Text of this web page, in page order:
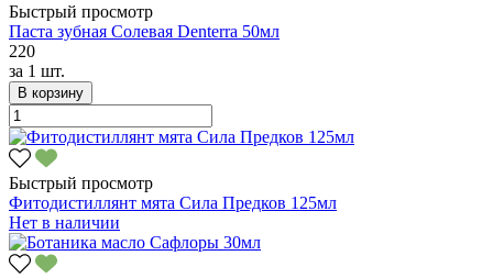
Быстрый просмотр
Паста зубная Солевая Denterra 50мл
220
за 1 шт.
В корзину
Быстрый просмотр
Фитодистиллянт мята Сила Предков 125мл
Нет в наличии